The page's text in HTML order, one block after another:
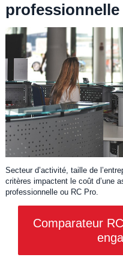
professionnelle
Secteur d’activité, taille de
critères impactent le coût d’une
professionnelle ou RC Pro.
Comparateur RC Pro !